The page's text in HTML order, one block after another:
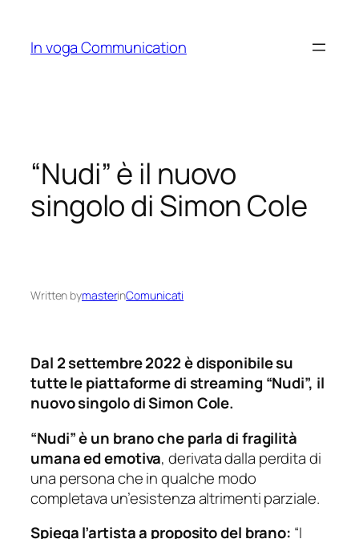
content
In voga Communication
“Nudi” è il nuovo
singolo di Simon Cole
Written bymasterinComunicati
Dal 2 settembre 2022 è disponibile su
tutte le piattaforme di streaming “Nudi”, il
nuovo singolo di Simon Cole.
“Nudi” è un brano che parla di fragilità
umana ed emotiva, derivata dalla perdita di
una persona che in qualche modo
completava un’esistenza altrimenti parziale.
Spiega l’artista a proposito del brano: “I